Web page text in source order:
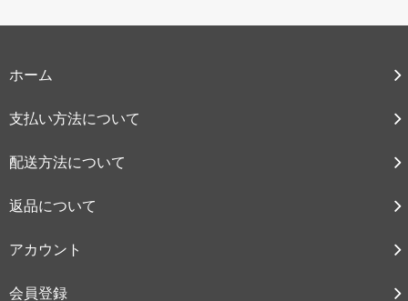
ホーム
支払い方法について
配送方法について
返品について
アカウント
会員登録